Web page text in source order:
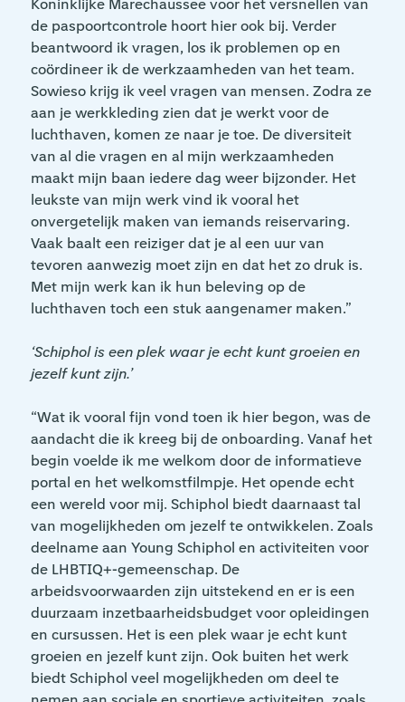
Koninklijke Marechaussee voor het versnellen van
de paspoortcontrole hoort hier ook bij. Verder
beantwoord ik vragen, los ik problemen op en
coördineer ik de werkzaamheden van het team.
Sowieso krijg ik veel vragen van mensen. Zodra ze
aan je werkkleding zien dat je werkt voor de
luchthaven, komen ze naar je toe. De diversiteit
van al die vragen en al mijn werkzaamheden
maakt mijn baan iedere dag weer bijzonder. Het
leukste van mijn werk vind ik vooral het
onvergetelijk maken van iemands reiservaring.
Vaak baalt een reiziger dat je al een uur van
tevoren aanwezig moet zijn en dat het zo druk is.
Met mijn werk kan ik hun beleving op de
luchthaven toch een stuk aangenamer maken.”
‘Schiphol is een plek waar je echt kunt groeien en
jezelf kunt zijn.’
“Wat ik vooral fijn vond toen ik hier begon, was de
aandacht die ik kreeg bij de onboarding. Vanaf het
begin voelde ik me welkom door de informatieve
portal en het welkomstfilmpje. Het opende echt
een wereld voor mij. Schiphol biedt daarnaast tal
van mogelijkheden om jezelf te ontwikkelen. Zoals
deelname aan Young Schiphol en activiteiten voor
de LHBTIQ+-gemeenschap. De
arbeidsvoorwaarden zijn uitstekend en er is een
duurzaam inzetbaarheidsbudget voor opleidingen
en cursussen. Het is een plek waar je echt kunt
groeien en jezelf kunt zijn. Ook buiten het werk
biedt Schiphol veel mogelijkheden om deel te